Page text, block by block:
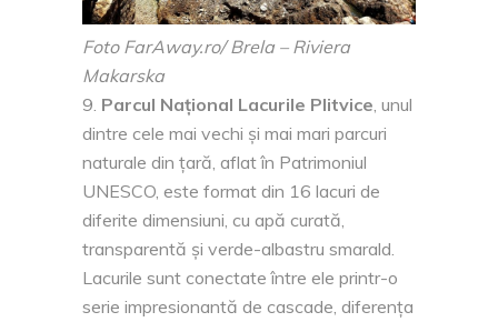
Foto FarAway.ro/ Brela – Riviera
Makarska
Parcul Național Lacurile Plitvice , unul
dintre cele mai vechi și mai mari parcuri
naturale din țară, aflat în Patrimoniul
UNESCO, este format din 16 lacuri de
diferite dimensiuni, cu apă curată,
transparentă și verde-albastru smarald.
Lacurile sunt conectate între ele printr-o
serie impresionantă de cascade, diferența